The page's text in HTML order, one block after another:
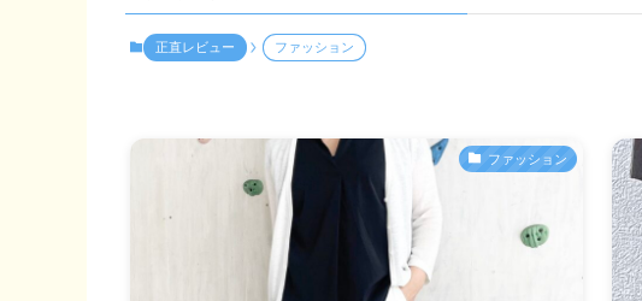
正直レビュー ファッション
ファッション